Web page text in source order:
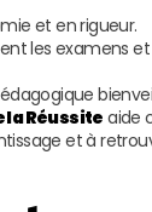
et en rigueur.
les examens
la Réussite aide
et à